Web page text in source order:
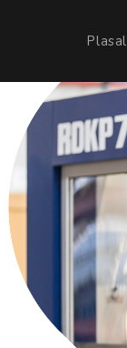
Plasal